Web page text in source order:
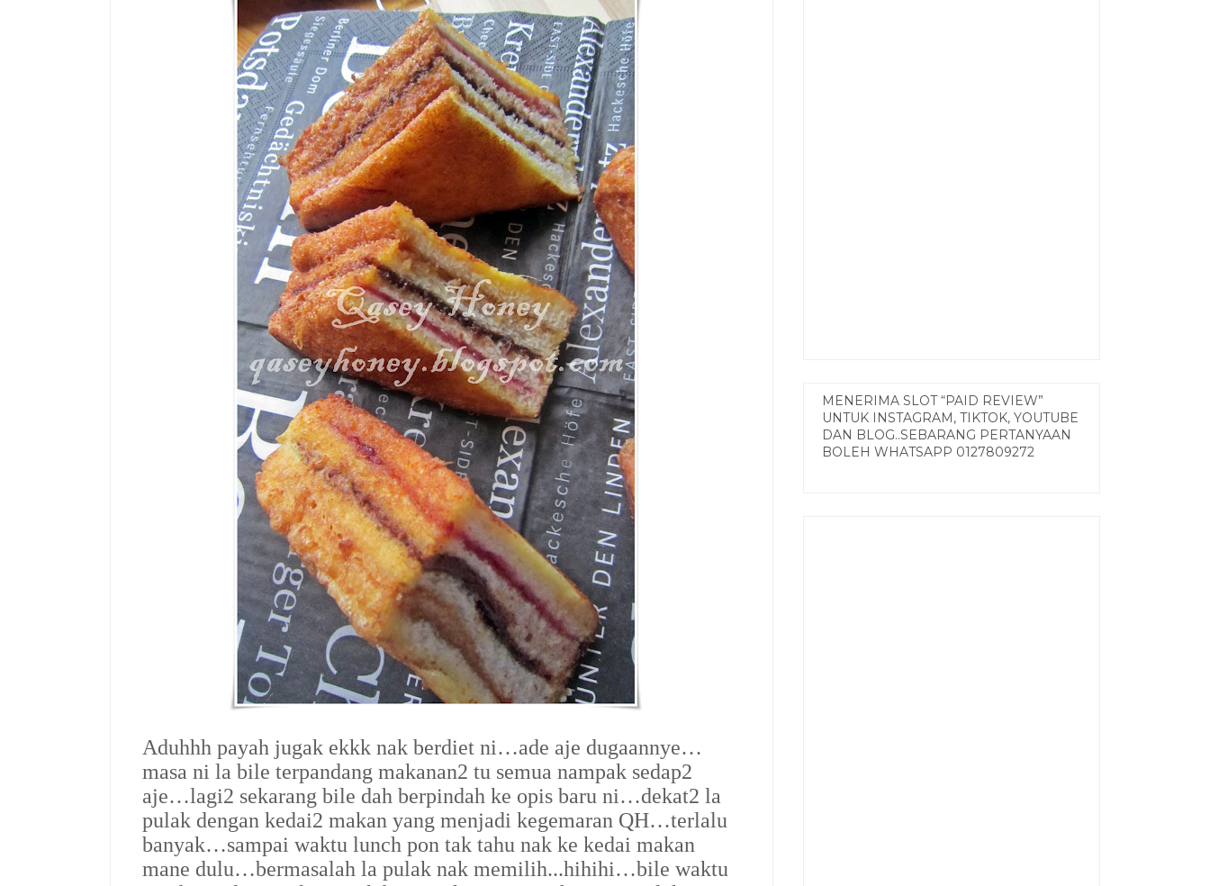
Aduhhh payah jugak ekkk nak berdiet ni…ade aje dugaannye…
masa ni la bile terpandang makanan2 tu semua nampak sedap2
aje…lagi2 sekarang bile dah berpindah ke opis baru ni…dekat2 la
pulak dengan kedai2 makan yang menjadi kegemaran QH…terlalu
banyak…sampai waktu lunch pon tak tahu nak ke kedai makan
mane dulu…bermasalah la pulak nak memilih...hihihi…bile waktu
MENERIMA SLOT “PAID REVIEW”
UNTUK INSTAGRAM, TIKTOK, YOUTUBE
DAN BLOG..SEBARANG PERTANYAAN
BOLEH WHATSAPP 0127809272